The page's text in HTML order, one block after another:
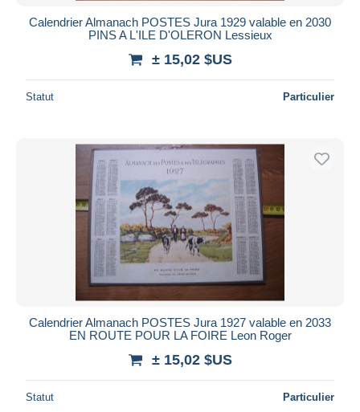
Calendrier Almanach POSTES Jura 1929 valable en 2030
PINS A L'ILE D'OLERON Lessieux
± 15,02 $US
Statut Particulier
Calendrier Almanach POSTES Jura 1927 valable en 2033
EN ROUTE POUR LA FOIRE Leon Roger
± 15,02 $US
Statut Particulier